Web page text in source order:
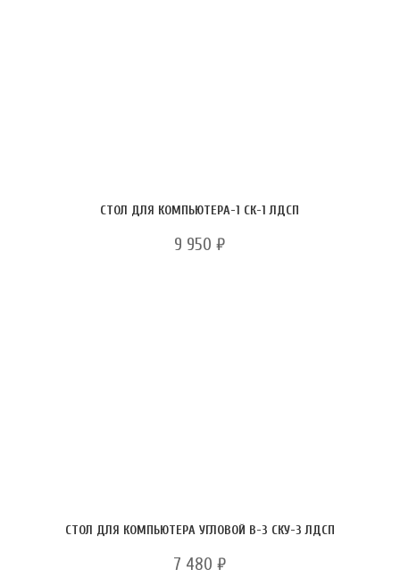
СТОЛ ДЛЯ КОМПЬЮТЕРА-1 СК-1 ЛДСП
9 950₽
СТОЛ ДЛЯ КОМПЬЮТЕРА УГЛОВОЙ В-3 СКУ-3 ЛДСП
7 480₽